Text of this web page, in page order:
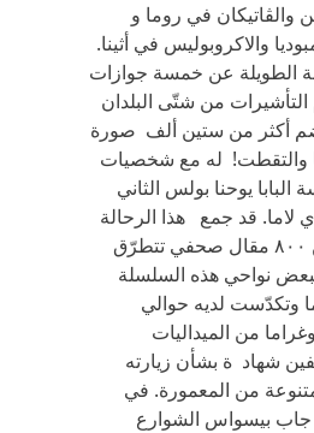
والڤاتيكان في‏ ‬روما و
والاكروبوليس في‏ ‬أثينا‏.
الطويلة عن خمسة جوازات
التأشيرات من شتّى البلدان
أكثر من ستين ألف‏ ‬صورة
والتقطت! له مع شخصيات
‬يوحنا بولس الثاني‏
‬لاما‏. ‬قد جمع هذا الرحالة
الهنديُّ‏ ‬ما‏ ‬يزيد عن ‏٨٠٠‬ مقال صحفي‏ ‬تتطرّق
نواحي‏ ‬هذه السلسلة
‬كما وتكدّست لديه حوالي‏
من الميداليات
شهاد ة بشأن زيارته
من المعمورة‏. ‬في‏
أواخر العام ٢٠٠٠ جاب بيسواس الشوارع